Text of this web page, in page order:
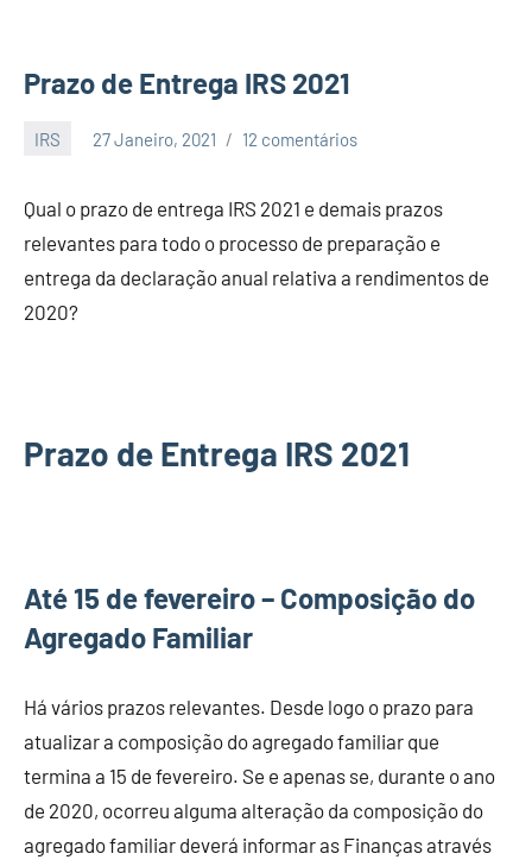
Prazo de Entrega IRS 2021
IRS 27 Janeiro, 2021 12 comentários
Qual o prazo de entrega IRS 2021 e demais prazos
relevantes para todo o processo de preparação e
entrega da declaração anual relativa a rendimentos de
2020?
Prazo de Entrega IRS 2021
Até 15 de fevereiro – Composição do
Agregado Familiar
Há vários prazos relevantes. Desde logo o prazo para
atualizar a composição do agregado familiar que
termina a 15 de fevereiro. Se e apenas se, durante o ano
de 2020, ocorreu alguma alteração da composição do
agregado familiar deverá informar as Finanças através